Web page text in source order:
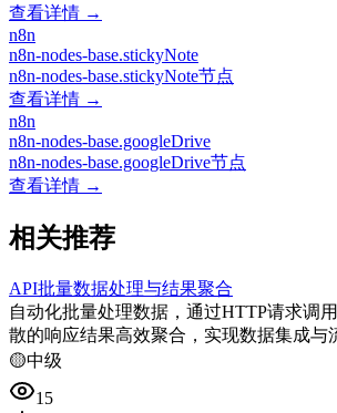
查看详情 →
n8n
n8n-nodes-base.stickyNote
n8n-nodes-base.stickyNote节点
查看详情 →
n8n
n8n-nodes-base.googleDrive
n8n-nodes-base.googleDrive节点
查看详情 →
相关推荐
API批量数据处理与结果聚合
自动化批量处理数据，通过HTTP请求调
散的响应结果高效聚合，实现数据集成与
🟡中级
15